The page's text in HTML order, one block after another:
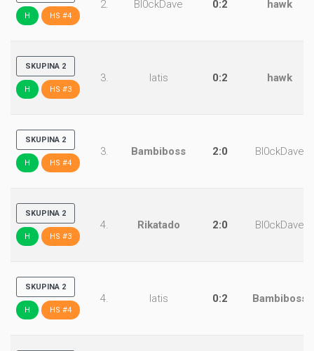
H HS #4
2. Bl0ckDave 0:2 hawk
SKUPINA 2
H HS #3
3. latis 0:2 hawk
SKUPINA 2
H HS #4
3. Bambiboss 2:0 Bl0ckDave
SKUPINA 2
H HS #3
4. Rikatado 2:0 Bl0ckDave
SKUPINA 2
H HS #4
4. latis 0:2 Bambiboss